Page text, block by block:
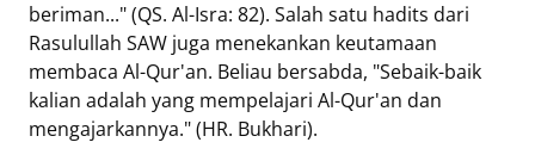
beriman..." (QS. Al-Isra: 82). Salah satu hadits dari
Rasulullah SAW juga menekankan keutamaan
membaca Al-Qur'an. Beliau bersabda, "Sebaik-baik
kalian adalah yang mempelajari Al-Qur'an dan
mengajarkannya." (HR. Bukhari).